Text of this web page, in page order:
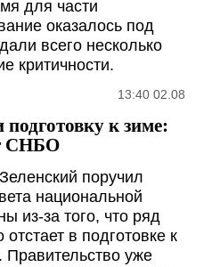
для части
оказалось под
всего несколько
критичности.
13:40 02.08
к зиме:
СНБО
поручил
национальной
из-за того, что ряд
в подготовке к
Правительство уже